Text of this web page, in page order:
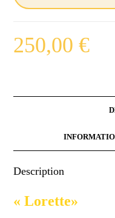
250,00€
Description
« Lorette»